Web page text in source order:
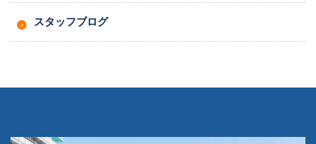
スタッフブログ